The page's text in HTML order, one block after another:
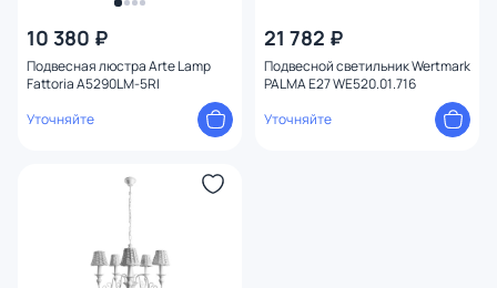
10 380 ₽
Подвесная люстра Arte Lamp
Fattoria A5290LM-5RI
Уточняйте
21 782 ₽
Подвесной светильник Wertmark
PALMA E27 WE520.01.716
Уточняйте